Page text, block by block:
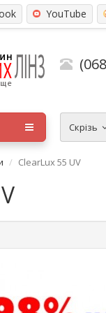
YouTube
Скрізь
ClearLux 55 UV